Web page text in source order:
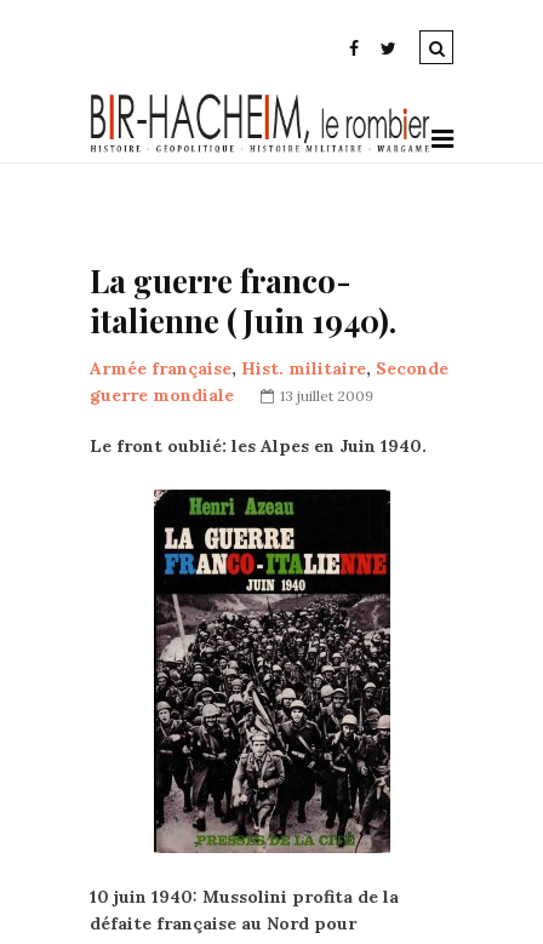
La guerre franco-
italienne (Juin 1940).
Armée française, Hist. militaire, Seconde
guerre mondiale
13 juillet 2009
Le front oublié: les Alpes en Juin 1940.
10 juin 1940: Mussolini profita de la
défaite française au Nord pour